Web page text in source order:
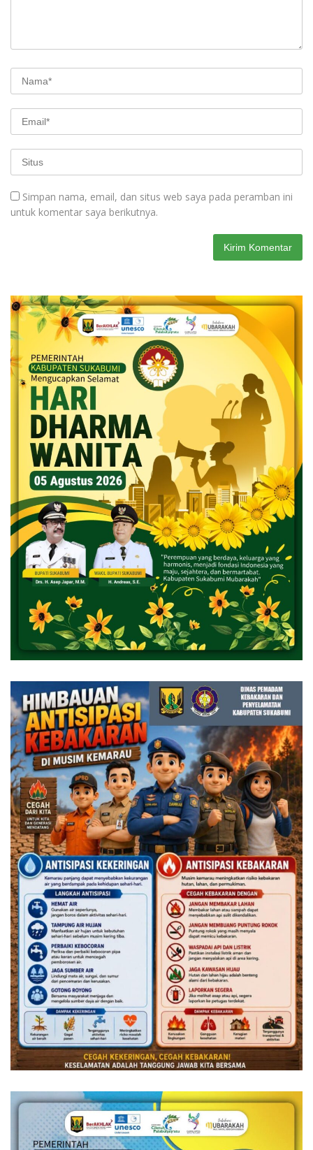
Simpan nama, email, dan situs web saya pada peramban ini
untuk komentar saya berikutnya.